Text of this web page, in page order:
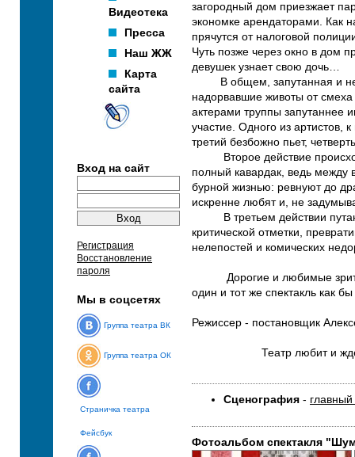
Видеотека
Пресса
Наш ЖЖ
Карта
сайта
Вход на сайт
Регистрация
Восстановление
пароля
Мы в соцсетях
Группа театра ВК
Группа театра ОК
Страничка театра
Фейсбук
загородный дом приезжает
экономке арендаторами. Как
прячутся от налоговой
Чуть позже через окно в дом
девушек узнает свою дочь…
В общем, запутанная и
надорвавшие животы от
актерами труппы запутаннее
участие. Одного из артистов,
третий безбожно пьет,
Второе действие
полный кавардак, ведь между
бурной жизнью: ревнуют до
искренне любят и, не
В третьем действии
критической отметки,
нелепостей и комических
Дорогие и любимые
один и тот же спектакль как
Режиссер - постановщик
Театр любит и ждет
Сценография -
Фотоальбом спектакля